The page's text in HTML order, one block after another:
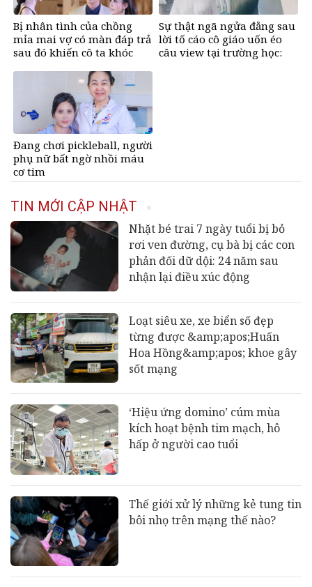
Bị nhân tình của chồng
mỉa mai vợ có màn đáp trả
sau đó khiến cô ta khóc
Sự thật ngã ngửa đằng sau
lời tố cáo cô giáo uốn éo
câu view tại trường học:
Đang chơi pickleball, người
phụ nữ bất ngờ nhồi máu
cơ tim
TIN MỚI CẬP NHẬT
Nhặt bé trai 7 ngày tuổi bị bỏ
rơi ven đường, cụ bà bị các con
phản đối dữ dội: 24 năm sau
nhận lại điều xúc động
Loạt siêu xe, xe biển số đẹp
từng được &amp;apos;Huấn
Hoa Hồng&amp;apos; khoe gây
sốt mạng
‘Hiệu ứng domino’ cúm mùa
kích hoạt bệnh tim mạch, hô
hấp ở người cao tuổi
Thế giới xử lý những kẻ tung tin
bôi nhọ trên mạng thế nào?